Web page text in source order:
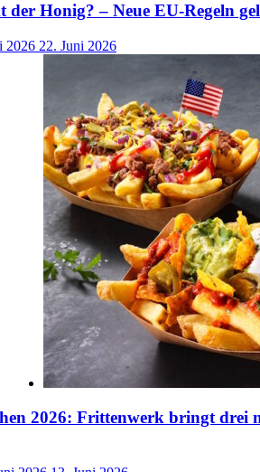
der Honig? – Neue EU-Regeln
2026 22. Juni 2026
2026: Frittenwerk bringt drei